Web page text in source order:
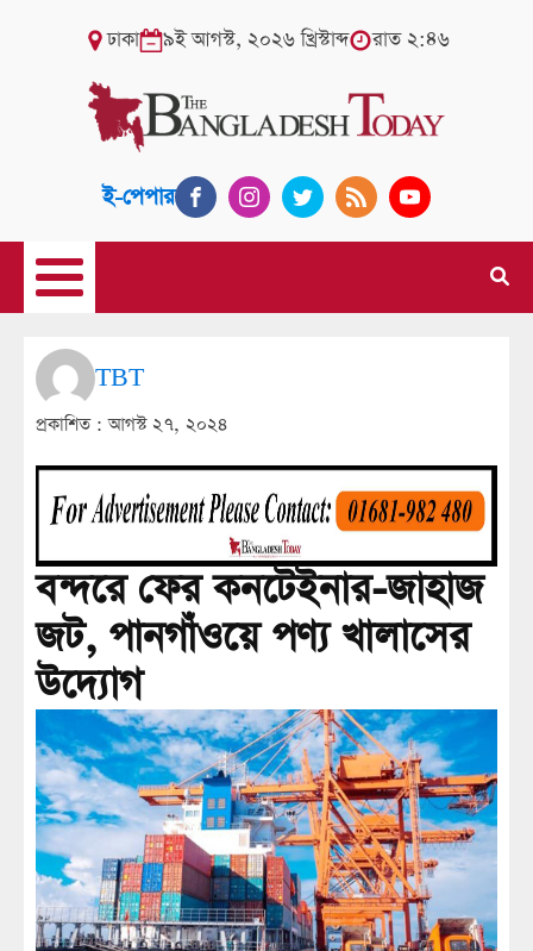
ঢাকা ৯ই আগস্ট, ২০২৬ খ্রিস্টাব্দ রাত ২:৪৬
ই-পেপার
TBT
প্রকাশিত :আগস্ট ২৭, ২০২৪
বন্দরে ফের কনটেইনার-জাহাজ
জট, পানগাঁওয়ে পণ্য খালাসের
উদ্যোগ